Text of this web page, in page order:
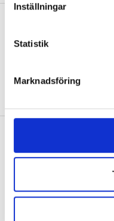
l
Inställningar
Statistik
Marknadsföring
”Vad ska vår tid
förskolan?”
”Ska jag som
eller ska jag vara